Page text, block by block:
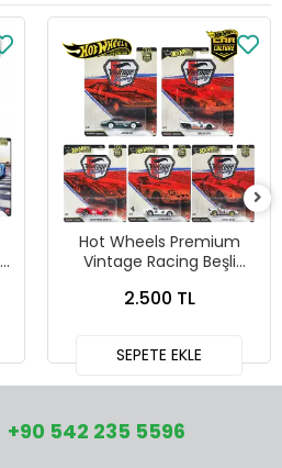
Hot Wheels Premium
Vintage Racing Beşli
2.500 TL
SEPETE EKLE
+90 542 235 5596